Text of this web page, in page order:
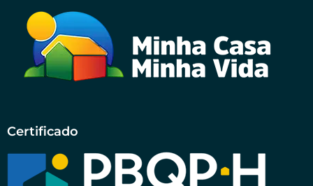
Certificado